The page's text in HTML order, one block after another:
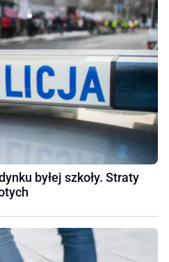
byłej szkoły. Straty